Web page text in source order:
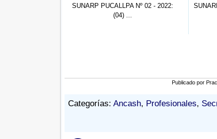
SUNARP PUCALLPA Nº 01 - 2022:
Pract...
Publicado por
Categorías: Ancash, Profesionales,